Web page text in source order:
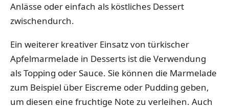
Anlässe oder einfach als köstliches Dessert
zwischendurch.
Ein weiterer kreativer Einsatz von türkischer
Apfelmarmelade in Desserts ist die Verwendung
als Topping oder Sauce. Sie können die Marmelade
zum Beispiel über Eiscreme oder Pudding geben,
um diesen eine fruchtige Note zu verleihen. Auch